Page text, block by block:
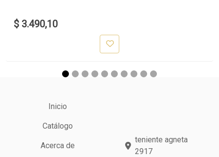
$ 3.490,10
Inicio
Catálogo
Acerca de
teniente agneta
2917